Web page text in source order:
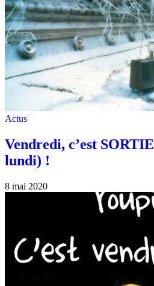
Actus
Vendredi, c’est
lundi) !
8 mai 2020